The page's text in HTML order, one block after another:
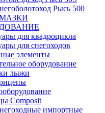
Рысь 500
для квадроцикла
для снегоходов
элементы
оборудование
лыжи
Composit
импортные